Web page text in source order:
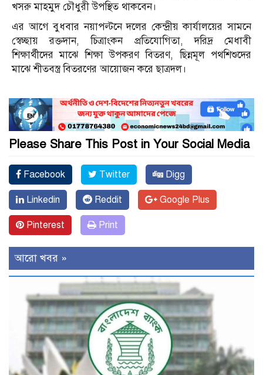
খসরু মাহমুদ চৌধুরী উপস্থিত থাকবেন।
এর আগে বুধবার নয়াপল্টনে দলের কেন্দ্রীয় কার্যালয়ের সামনে
স্বেচ্ছায় রক্তদান, চিত্রাংকন প্রতিযোগিতা, দরিদ্র মেধাবী
শিক্ষার্থীদের মাঝে শিক্ষা উপকরণ বিতরণ, ছিন্নমূল পথশিশুদের
মাঝে শীতবস্ত্র বিতরণের আয়োজন করে ছাত্রদল।
Please Share This Post in Your Social Media
Facebook Twitter Digg
Linkedin Reddit Google Plus
Pinterest Print
আরো খবর »